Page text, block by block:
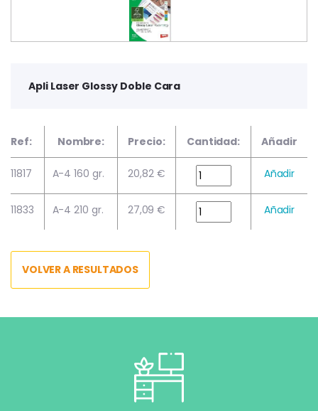
Apli Laser Glossy Doble Cara
Ref: Nombre: Precio: Cantidad: Añadir
11817 A-4 160 gr. 20,82 € Añadir
11833 A-4 210 gr. 27,09 € Añadir
VOLVER A RESULTADOS